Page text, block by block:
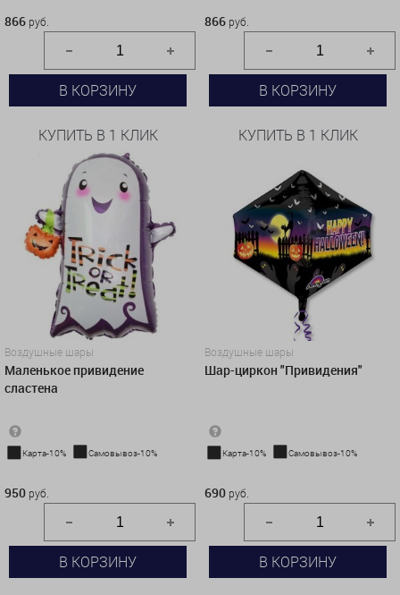
866 руб.
В КОРЗИНУ
КУПИТЬ В 1 КЛИК
866 руб.
В КОРЗИНУ
КУПИТЬ В 1 КЛИК
Воздушные шары
Маленькое привидение
сластена
Карта-10% Самовывоз-10%
950 руб.
В КОРЗИНУ
Воздушные шары
Шар-циркон "Привидения"
Карта-10% Самовывоз-10%
690 руб.
В КОРЗИНУ